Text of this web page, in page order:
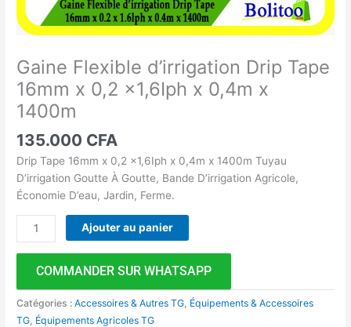
Gaine Flexible d’irrigation Drip Tape
16mm x 0,2 x1,6Iph x 0,4m x
1400m
135.000 CFA
Drip Tape 16mm x 0,2 x1,6Iph x 0,4m x 1400m Tuyau
D’irrigation Goutte À Goutte, Bande D’irrigation Agricole,
Économie D’eau, Jardin, Ferme.
Ajouter au panier
COMMANDER SUR WHATSAPP
Catégories :Accessoires & Autres TG Équipements & Accessoires
TG Équipements Agricoles TG